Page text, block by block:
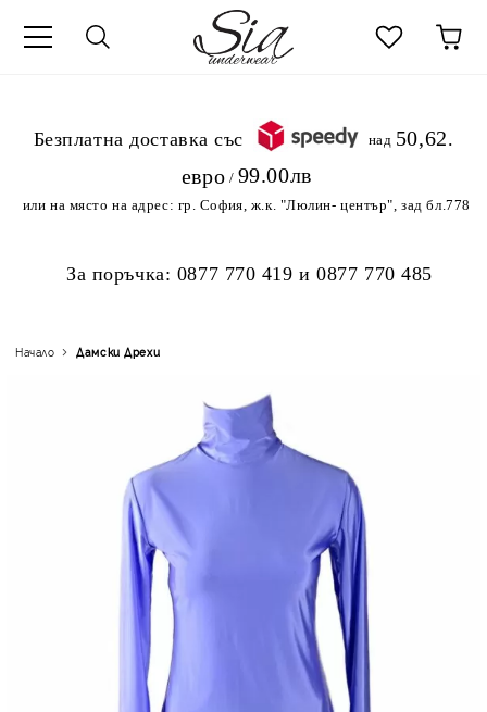
.Безплатна доставка със
над 50,62
евро / 99.00лв
или на място на адрес: гр. София, ж.к. "Люлин- център", зад бл.778
За поръчка: 0877 770 419 и0877 770 485
Начало Дамски Дрехи